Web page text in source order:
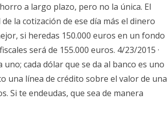
a largo plazo, pero no la única. El
la cotización de ese día más el dinero
si heredas 150.000 euros en un fondo
será de 155.000 euros. 4/23/2015 ·
cada dólar que se da al banco es uno
una línea de crédito sobre el valor de una
Si te endeudas, que sea de manera